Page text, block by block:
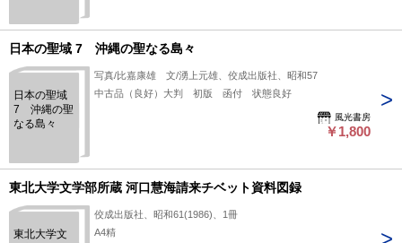
日本の聖域 7 沖縄の聖なる島々
日本の聖域
7 沖縄の聖
なる島々
写真/比嘉康雄 文/湧上元雄、佼成出版社、昭和57
中古品（良好）大判 初版 函付 状態良好
風光書房
￥1,800
東北大学文学部所蔵 河口慧海請来チベット資料図録
東北大学文
佼成出版社、昭和61(1986)、1冊
A4精